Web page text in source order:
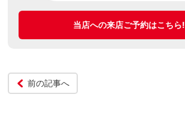
当店への来店ご予約はこちら!
前の記事へ